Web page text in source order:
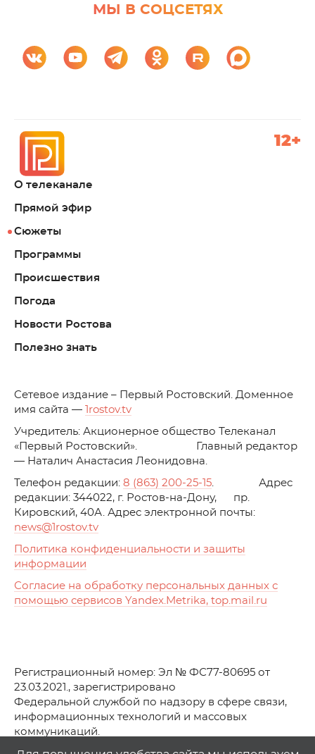
МЫ В СОЦСЕТЯХ
О телеканале
Прямой эфир
Сюжеты
Программы
Происшествия
Погода
Новости Ростова
Полезно знать
12+
Cетевое издание – Первый Ростовский. Доменное
имя сайта —
1rostov.tv
Учредитель: Акционерное общество Телеканал
«Первый Ростовский». Главный редактор
— Наталич Анастасия Леонидовна.
Телефон редакции: 8 (863) 200-25-15. Адрес
редакции: 344022, г. Ростов-на-Дону, пр.
Кировский, 40А. Адрес электронной почты:
news@1rostov.tv
Политика конфиденциальности и защиты
информации
Согласие на обработку персональных данных с
помощью сервисов Yandex.Metrika, top.mail.ru
Регистрационный номер: Эл № ФС77-80695 от
23.03.2021., зарегистрировано
Федеральной службой по надзору в сфере связи,
информационных технологий и массовых
коммуникаций.